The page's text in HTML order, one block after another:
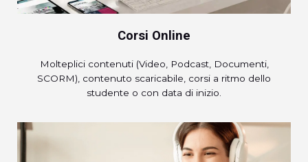
Corsi Online
Molteplici contenuti (Video, Podcast, Documenti,
SCORM), contenuto scaricabile, corsi a ritmo dello
studente o con data di inizio.